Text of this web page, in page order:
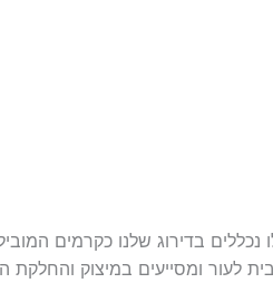
בדירוג שלנו כקרמים
לעור ומסייעים במיצוק והחלקת